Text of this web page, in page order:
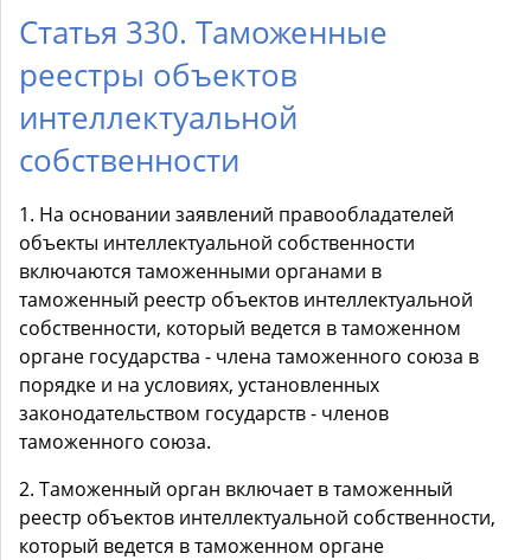
Статья 330. Таможенные
реестры объектов
интеллектуальной
собственности
1. На основании заявлений правообладателей
объекты интеллектуальной собственности
включаются таможенными органами в
таможенный реестр объектов интеллектуальной
собственности, который ведется в таможенном
органе государства - члена таможенного союза в
порядке и на условиях, установленных
законодательством государств - членов
таможенного союза.
2. Таможенный орган включает в таможенный
реестр объектов интеллектуальной собственности,
который ведется в таможенном органе